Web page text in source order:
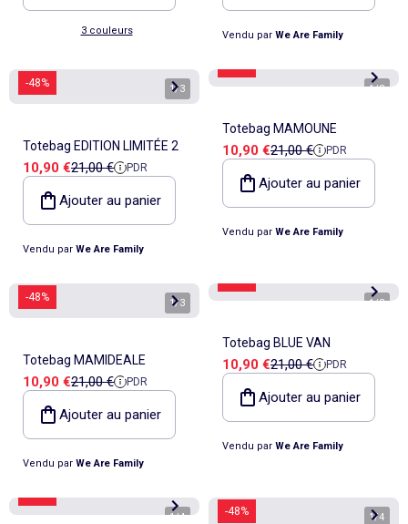
3 couleurs Vendu par We Are Family
-48% 1/3
Totebag EDITION LIMITÉE 2
Prix de vente
10,90 €Prix de référence
21,00 € PDR
Ajouter au panier
Vendu par We Are Family
1/3
Totebag MAMOUNE
Prix de vente
10,90 €Prix de référence
21,00 € PDR
Ajouter au panier
Vendu par We Are Family
-48% 1/3
Totebag MAMIDEALE
Prix de vente
10,90 €Prix de référence
21,00 € PDR
Ajouter au panier
Vendu par We Are Family
1/3
Totebag BLUE VAN
Prix de vente
10,90 €Prix de référence
21,00 € PDR
Ajouter au panier
Vendu par We Are Family
1/4 -48% 1/4